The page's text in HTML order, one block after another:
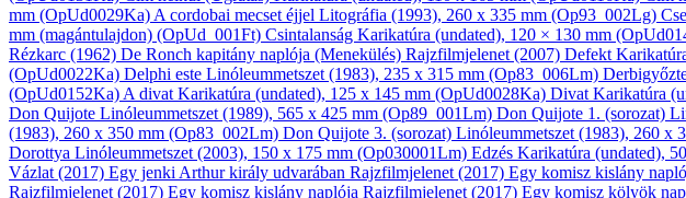
mm (OpUd0029Ka) A cordobai mecset éjjel Litográfia (1993), 260 x 335 mm (Op93_002Lg)
mm (magántulajdon) (OpUd_001Ft) Csintalanság Karikatúra (undated), 120 × 130 mm
Rézkarc (1962) De Ronch kapitány naplója (Menekülés) Rajzfilmjelenet (2007) Defekt
(OpUd0022Ka) Delphi este Linóleum­metszet (1983), 235 x 315 mm (Op83_006Lm)
(OpUd0152Ka) A divat Karikatúra (undated), 125 x 145 mm (OpUd0028Ka) Divat Karikatúra
Don Quijote Linóleum­metszet (1989), 565 x 425 mm (Op89_001Lm) Don Quijote 1. (sorozat)
(1983), 260 x 350 mm (Op83_002Lm) Don Quijote 3. (sorozat) Linóleum­metszet (1983), 260 x
Dorottya Linóleum­metszet (2003), 150 x 175 mm (Op030001Lm) Edzés Karikatúra (undated),
Vázlat (2017) Egy jenki Arthur király udvarában Rajzfilmjelenet (2017) Egy komisz kislány
Rajzfilmjelenet (2017) Egy komisz kislány naplója Rajzfilmjelenet (2017) Egy komisz kölyök